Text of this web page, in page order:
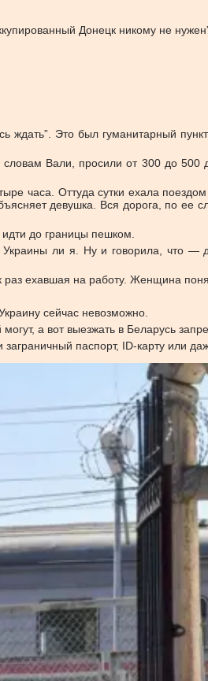
Донецк никому не
Это был гуманитарный
Вали, просили от 300 до 500
часа. Оттуда сутки ехала
девушка. Вся дорога, по
до границы пешком.
ли я. Ну и говорила, что —
ехавшая на работу. Женщина
сейчас невозможно.
а вот выезжать в Беларусь
паспорт, ID-карту или